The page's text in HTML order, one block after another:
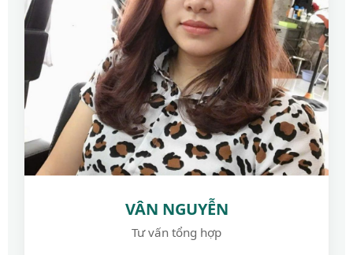
VÂN NGUYỄN
Tư vấn tổng hợp